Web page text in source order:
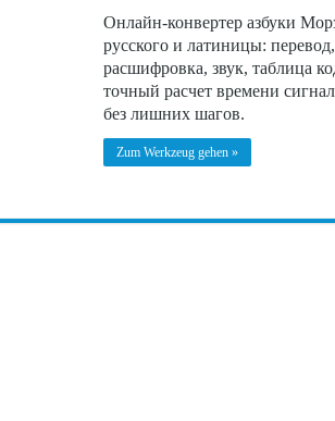
Онлайн-конвертер азбуки
русского и латиницы: перевод,
расшифровка, звук, таблица
точный расчет времени
без лишних шагов.
Zum Werkzeug gehen »